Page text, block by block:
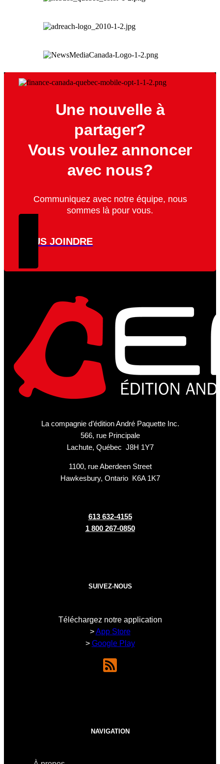
Une nouvelle à
partager?
Vous voulez annoncer
avec nous?
Communiquez avec notre équipe, nous
sommes là pour vous.
NOUS JOINDRE
La compagnie d’édition André Paquette Inc.
566, rue Principale
Lachute, Québec J8H 1Y7
1100, rue Aberdeen Street
Hawkesbury, Ontario K6A 1K7
613 632-4155
1 800 267-0850
SUIVEZ-NOUS
Téléchargez notre application
>App Store
> Google Play
NAVIGATION